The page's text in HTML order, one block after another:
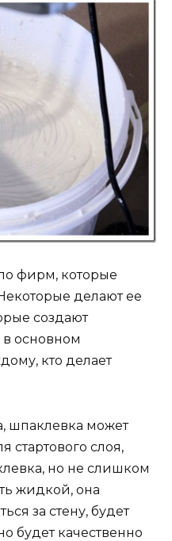
фирм, которые
делают ее
создают
основном
кто делает
шпаклевка может
стартового слоя,
но не слишком
жидкой, она
за стену, будет
будет качественно